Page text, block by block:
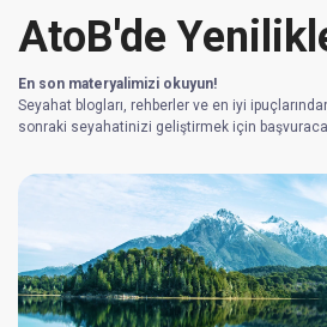
AtoB'de
En son materyalimizi okuyun!
Seyahat blogları, rehberler ve en iyi
sonraki seyahatinizi geliştirmek için